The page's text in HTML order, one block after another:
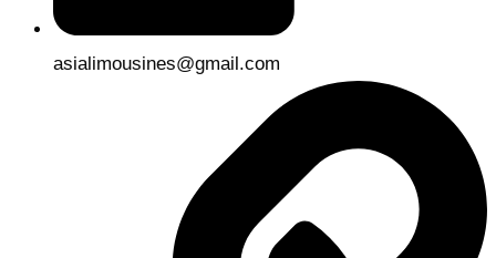
asialimousines@gmail.com